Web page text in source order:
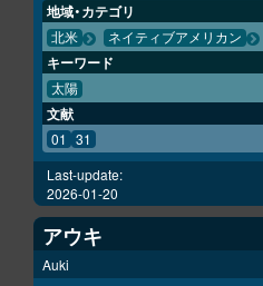
地域・カテゴリ
北米 ネイティブアメリカン
キーワード
太陽
文献
01 31
Last-update:
2026-01-20
アウキ
Auki